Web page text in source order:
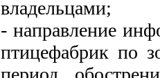
владельцами;
- направление
птицефабрик по